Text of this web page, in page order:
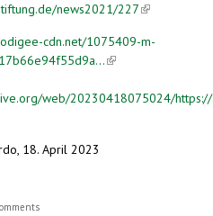
news2021/227(link is
cdn.net/1075409-m-
(link is
web/20230418075024/
18. April 2023
zelebriert den Unsinn –